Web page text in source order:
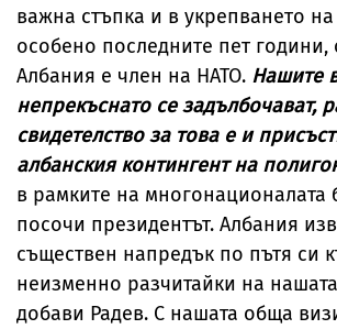
важна стъпка и в укрепването на
особено последните пет години,
Албания е член на НАТО. Нашите
непрекъснато се задълбочават,
свидетелство за това е и
албанския контингент на
в рамките на многонационалата
посочи президентът. Албания
съществен напредък по пътя си
неизменно разчитайки на
добави Радев. С нашата обща